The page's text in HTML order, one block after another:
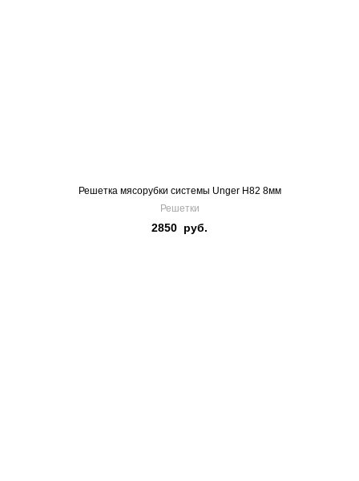
Решетка мясорубки системы Unger H82 8мм
Решетки
2850 руб.